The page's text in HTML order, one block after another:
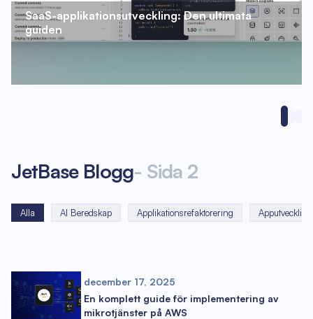
SaaS-applikationsutveckling: Den ultimata
guiden
JetBase Blogg- Sida 2
Alla AI Beredskap Applikationsrefaktorering Apputveckling
december 17, 2025
En komplett guide för implementering av
mikrotjänster på AWS